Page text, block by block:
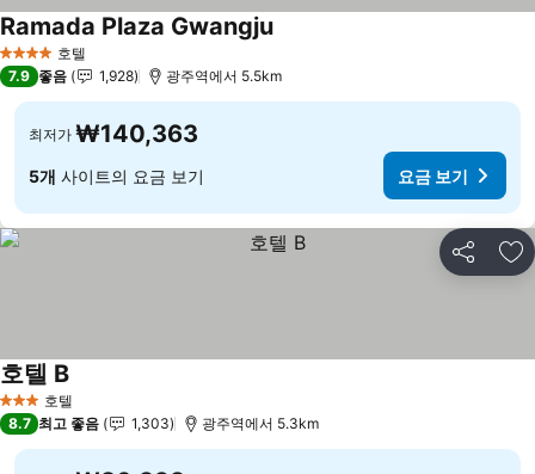
4 성급 호텔
Ramada Plaza Gwangju요금 보기
7.9 좋음 1,928 광주역에서 5.5km
최저가 ₩140,363
5개 사이트의 요금 보기 요금 보기
공유 즐
3 성급 호텔
호텔 B요금 보기
8.7 최고 좋음 1,303 광주역에서 5.3km